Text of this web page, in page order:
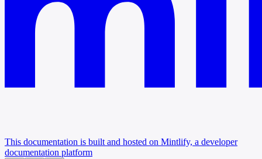
This documentation is built and hosted on Mintlify, a developer
documentation platform